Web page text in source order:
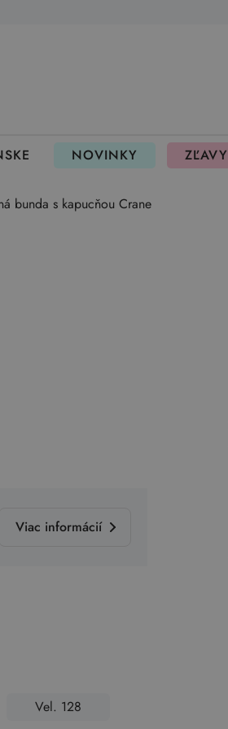
NOVINKY ZĽAVY
bunda s kapucňou Crane
Viac informácií
Vel. 128